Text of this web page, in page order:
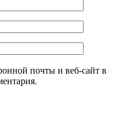
почты и веб-сайт в